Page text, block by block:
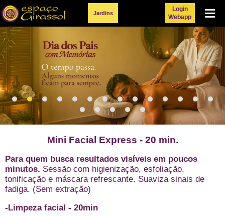
Login
WebappMenu
Jardins
Mini Facial Express - 20 min.
Para quem busca resultados visíveis em poucos
minutos. Sessão com higienização, esfoliação,
tonificação e máscara refrescante. Suaviza sinais de
fadiga. (Sem extração)
-Limpeza facial - 20min